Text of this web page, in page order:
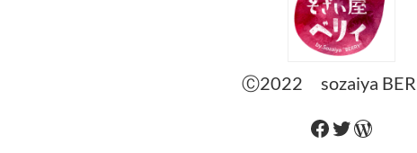
Ⓒ2022 sozaiya